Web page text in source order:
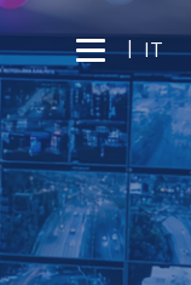
| IT